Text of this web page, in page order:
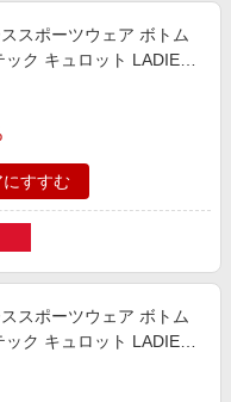
スポーツウェア ボトム
ック キュロット LADIES
にすすむ
スポーツウェア ボトム
ック キュロット LADIES